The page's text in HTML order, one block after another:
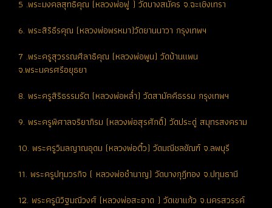
5 .พระมงคลสุทธิคุณ (หลวงพ่อฟู ) วัดบางสมัคร จ.ฉะเชิงเทรา
6. พระสิริธีรคุณ (หลวงพ่อพรหมา)วัดยานนาวา กรุงเทพฯ
7 .พระครูสุวรรณศีลาธิคุณ (หลวงพ่อพูน) วัดบ้านแพน
จ.พระนครศรีอยุธยา
8. พระครูสิริธรรมรัต (หลวงพ่อหล่ำ) วัดสามัคคีธรรม กรุงเทพฯ
9. พระครูพิศาลจริยาภิรม (หลวงพ่อสุรศักดิ์) วัดประดู่ สมุทรสงคราม
10. พระครูวิมลญาณอุดม (หลวงพ่อติ๋ว) วัดมณีชลขัณฑ์ จ.ลพบุรี
11. พระครูปทุมวรกิจ ( หลวงพ่อชำนาญ) วัดบางกุฎีทอง จ.ปทุมธานี
12. พระครูนิวิฐมณีวงศ์ (หลวงพ่อสะอาด ) วัดเขาแก้ว จ.นครสวรรค์